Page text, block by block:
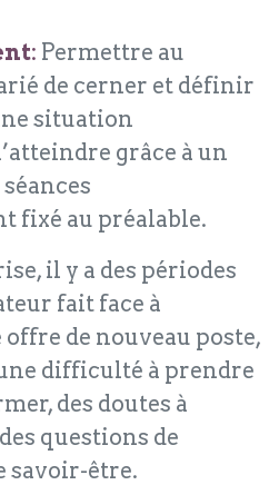
: Permettre au
de cerner et définir
situation
grâce à un
fixé au préalable.
il y a des périodes
fait face à
de nouveau poste,
difficulté à prendre
des doutes à
questions de
savoir-être.